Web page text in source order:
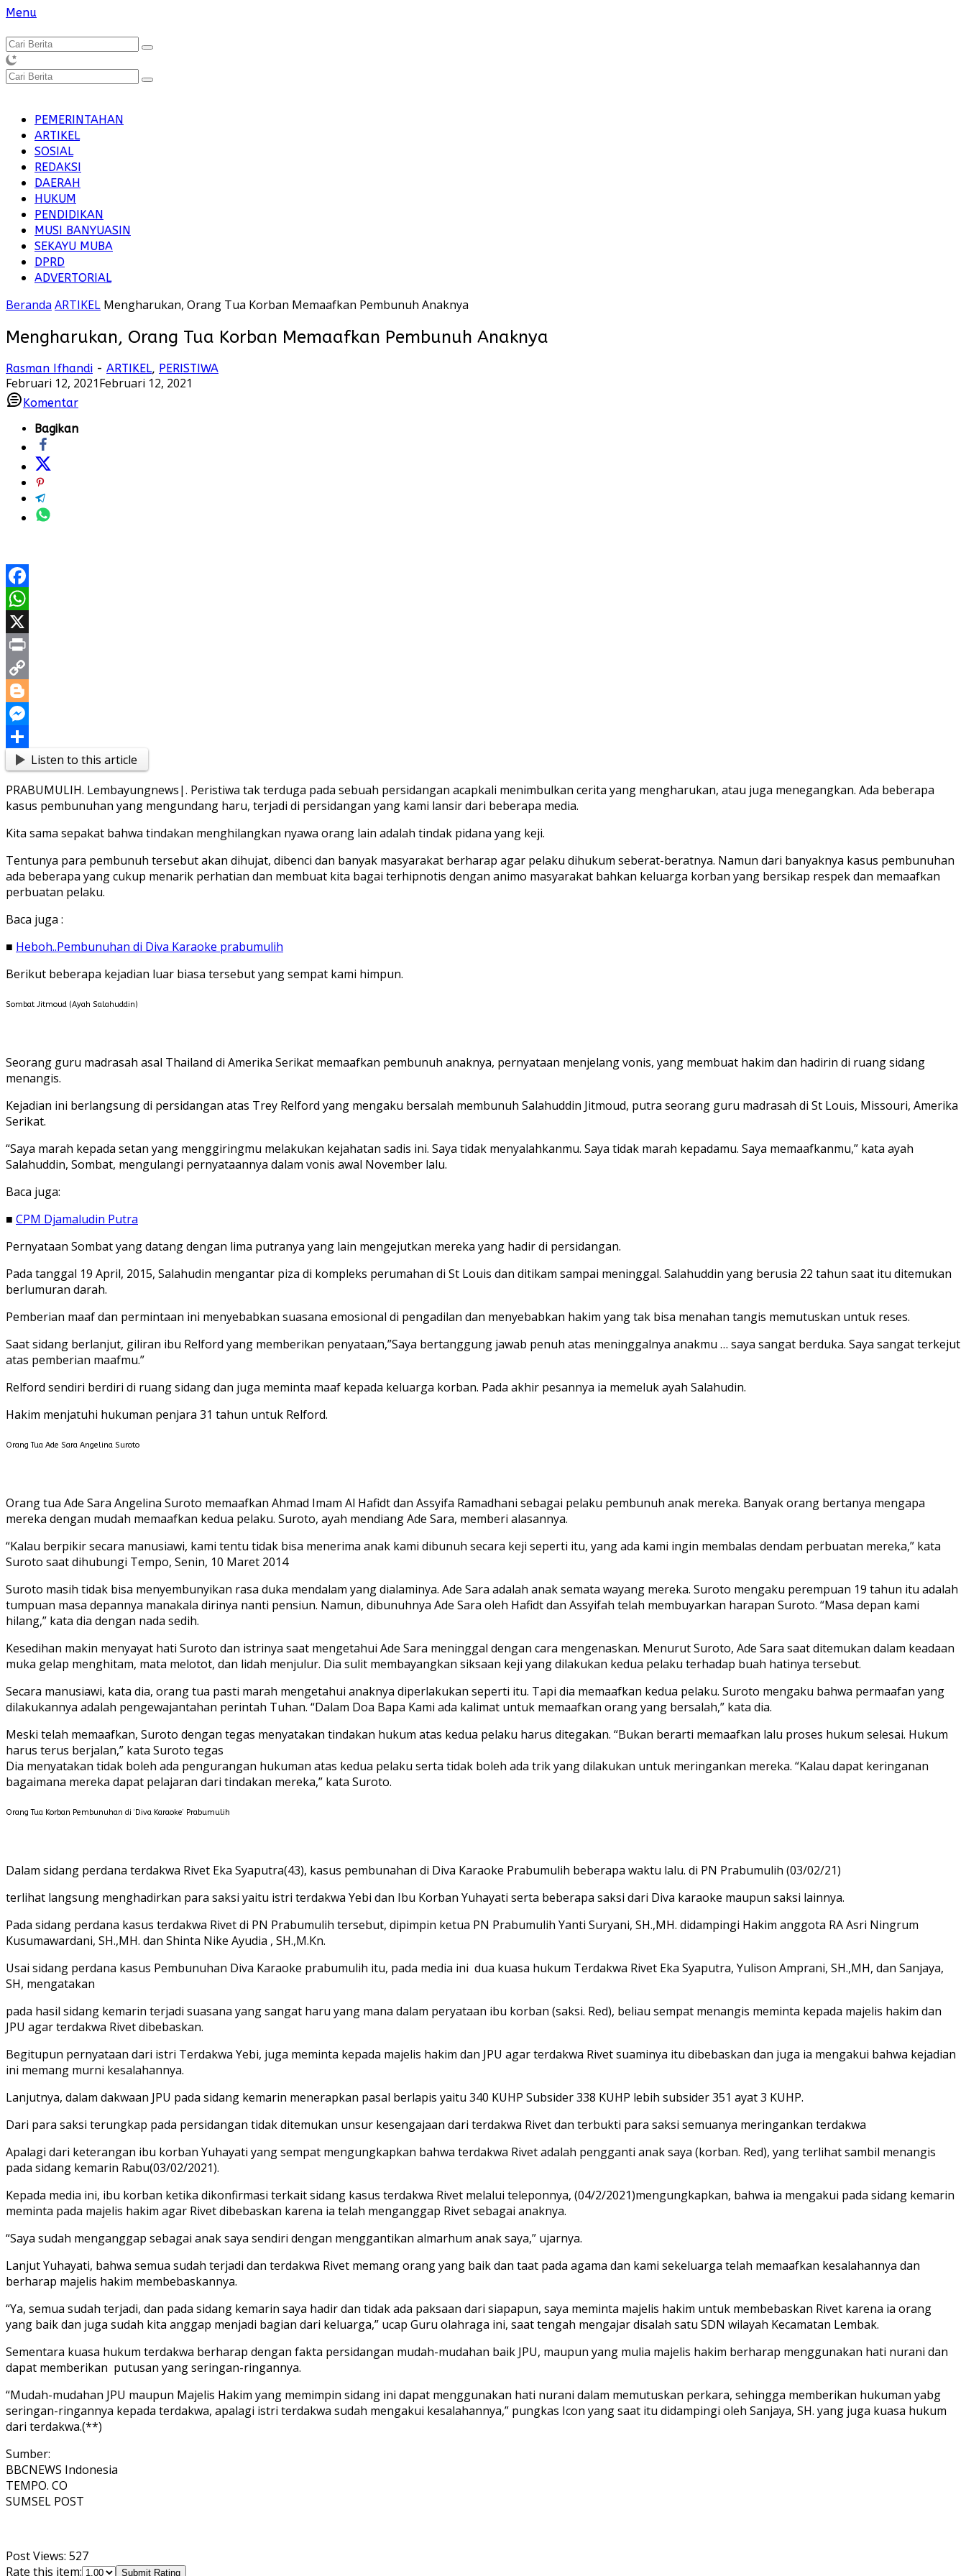
Langsung
konten
Menu
PEMERINTAHAN
ARTIKEL
SOSIAL
REDAKSI
DAERAH
HUKUM
PENDIDIKAN
MUSI BANYUASIN
SEKAYU MUBA
DPRD
ADVERTORIAL
Beranda ARTIKEL Mengharukan, Orang Tua Korban Memaafkan Pembunuh Anaknya
Mengharukan, Orang Tua Korban Memaafkan Pembunuh Anaknya
Rasman Ifhandi - ARTIKEL, PERISTIWA
Februari 12, 2021Februari 12, 2021
Komentar
Bagikan
Facebook
WhatsApp
X
Print
Copy
Link
Blogger
Messenger
ShareListen to this article
PRABUMULIH. Lembayungnews|. Peristiwa tak terduga pada sebuah persidangan acapkali menimbulkan cerita yang mengharukan, atau juga menegangkan. Ada beberapa
kasus pembunuhan yang mengundang haru, terjadi di persidangan yang kami lansir dari beberapa media.
Kita sama sepakat bahwa tindakan menghilangkan nyawa orang lain adalah tindak pidana yang keji.
Tentunya para pembunuh tersebut akan dihujat, dibenci dan banyak masyarakat berharap agar pelaku dihukum seberat-beratnya. Namun dari banyaknya kasus pembunuhan
ada beberapa yang cukup menarik perhatian dan membuat kita bagai terhipnotis dengan animo masyarakat bahkan keluarga korban yang bersikap respek dan memaafkan
perbuatan pelaku.
Baca juga :
■ Heboh..Pembunuhan di Diva Karaoke prabumulih
Berikut beberapa kejadian luar biasa tersebut yang sempat kami himpun.
Sombat Jitmoud (Ayah Salahuddin)
Seorang guru madrasah asal Thailand di Amerika Serikat memaafkan pembunuh anaknya, pernyataan menjelang vonis, yang membuat hakim dan hadirin di ruang sidang
menangis.
Kejadian ini berlangsung di persidangan atas Trey Relford yang mengaku bersalah membunuh Salahuddin Jitmoud, putra seorang guru madrasah di St Louis, Missouri, Amerika
Serikat.
“Saya marah kepada setan yang menggiringmu melakukan kejahatan sadis ini. Saya tidak menyalahkanmu. Saya tidak marah kepadamu. Saya memaafkanmu,” kata ayah
Salahuddin, Sombat, mengulangi pernyataannya dalam vonis awal November lalu.
Baca juga:
■ CPM Djamaludin Putra
Pernyataan Sombat yang datang dengan lima putranya yang lain mengejutkan mereka yang hadir di persidangan.
Pada tanggal 19 April, 2015, Salahudin mengantar piza di kompleks perumahan di St Louis dan ditikam sampai meninggal. Salahuddin yang berusia 22 tahun saat itu ditemukan
berlumuran darah.
Pemberian maaf dan permintaan ini menyebabkan suasana emosional di pengadilan dan menyebabkan hakim yang tak bisa menahan tangis memutuskan untuk reses.
Saat sidang berlanjut, giliran ibu Relford yang memberikan penyataan,”Saya bertanggung jawab penuh atas meninggalnya anakmu … saya sangat berduka. Saya sangat terkejut
atas pemberian maafmu.”
Relford sendiri berdiri di ruang sidang dan juga meminta maaf kepada keluarga korban. Pada akhir pesannya ia memeluk ayah Salahudin.
Hakim menjatuhi hukuman penjara 31 tahun untuk Relford.
Orang Tua Ade Sara Angelina Suroto
Orang tua Ade Sara Angelina Suroto memaafkan Ahmad Imam Al Hafidt dan Assyifa Ramadhani sebagai pelaku pembunuh anak mereka. Banyak orang bertanya mengapa
mereka dengan mudah memaafkan kedua pelaku. Suroto, ayah mendiang Ade Sara, memberi alasannya.
“Kalau berpikir secara manusiawi, kami tentu tidak bisa menerima anak kami dibunuh secara keji seperti itu, yang ada kami ingin membalas dendam perbuatan mereka,” kata
Suroto saat dihubungi Tempo, Senin, 10 Maret 2014
Suroto masih tidak bisa menyembunyikan rasa duka mendalam yang dialaminya. Ade Sara adalah anak semata wayang mereka. Suroto mengaku perempuan 19 tahun itu adalah
tumpuan masa depannya manakala dirinya nanti pensiun. Namun, dibunuhnya Ade Sara oleh Hafidt dan Assyifah telah membuyarkan harapan Suroto. “Masa depan kami
hilang,” kata dia dengan nada sedih.
Kesedihan makin menyayat hati Suroto dan istrinya saat mengetahui Ade Sara meninggal dengan cara mengenaskan. Menurut Suroto, Ade Sara saat ditemukan dalam keadaan
muka gelap menghitam, mata melotot, dan lidah menjulur. Dia sulit membayangkan siksaan keji yang dilakukan kedua pelaku terhadap buah hatinya tersebut.
Secara manusiawi, kata dia, orang tua pasti marah mengetahui anaknya diperlakukan seperti itu. Tapi dia memaafkan kedua pelaku. Suroto mengaku bahwa permaafan yang
dilakukannya adalah pengewajantahan perintah Tuhan. “Dalam Doa Bapa Kami ada kalimat untuk memaafkan orang yang bersalah,” kata dia.
Meski telah memaafkan, Suroto dengan tegas menyatakan tindakan hukum atas kedua pelaku harus ditegakan. “Bukan berarti memaafkan lalu proses hukum selesai. Hukum
harus terus berjalan,” kata Suroto tegas
Dia menyatakan tidak boleh ada pengurangan hukuman atas kedua pelaku serta tidak boleh ada trik yang dilakukan untuk meringankan mereka. “Kalau dapat keringanan
bagaimana mereka dapat pelajaran dari tindakan mereka,” kata Suroto.
Orang Tua Korban Pembunuhan di ‘Diva Karaoke’ Prabumulih
Dalam sidang perdana terdakwa Rivet Eka Syaputra(43), kasus pembunahan di Diva Karaoke Prabumulih beberapa waktu lalu. di PN Prabumulih (03/02/21)
terlihat langsung menghadirkan para saksi yaitu istri terdakwa Yebi dan Ibu Korban Yuhayati serta beberapa saksi dari Diva karaoke maupun saksi lainnya.
Pada sidang perdana kasus terdakwa Rivet di PN Prabumulih tersebut, dipimpin ketua PN Prabumulih Yanti Suryani, SH.,MH. didampingi Hakim anggota RA Asri Ningrum
Kusumawardani, SH.,MH. dan Shinta Nike Ayudia , SH.,M.Kn.
Usai sidang perdana kasus Pembunuhan Diva Karaoke prabumulih itu, pada media ini dua kuasa hukum Terdakwa Rivet Eka Syaputra, Yulison Amprani, SH.,MH, dan Sanjaya,
SH, mengatakan
pada hasil sidang kemarin terjadi suasana yang sangat haru yang mana dalam peryataan ibu korban (saksi. Red), beliau sempat menangis meminta kepada majelis hakim dan
JPU agar terdakwa Rivet dibebaskan.
Begitupun pernyataan dari istri Terdakwa Yebi, juga meminta kepada majelis hakim dan JPU agar terdakwa Rivet suaminya itu dibebaskan dan juga ia mengakui bahwa kejadian
ini memang murni kesalahannya.
Lanjutnya, dalam dakwaan JPU pada sidang kemarin menerapkan pasal berlapis yaitu 340 KUHP Subsider 338 KUHP lebih subsider 351 ayat 3 KUHP.
Dari para saksi terungkap pada persidangan tidak ditemukan unsur kesengajaan dari terdakwa Rivet dan terbukti para saksi semuanya meringankan terdakwa
Apalagi dari keterangan ibu korban Yuhayati yang sempat mengungkapkan bahwa terdakwa Rivet adalah pengganti anak saya (korban. Red), yang terlihat sambil menangis
pada sidang kemarin Rabu(03/02/2021).
Kepada media ini, ibu korban ketika dikonfirmasi terkait sidang kasus terdakwa Rivet melalui teleponnya, (04/2/2021)mengungkapkan, bahwa ia mengakui pada sidang kemarin
meminta pada majelis hakim agar Rivet dibebaskan karena ia telah menganggap Rivet sebagai anaknya.
“Saya sudah menganggap sebagai anak saya sendiri dengan menggantikan almarhum anak saya,” ujarnya.
Lanjut Yuhayati, bahwa semua sudah terjadi dan terdakwa Rivet memang orang yang baik dan taat pada agama dan kami sekeluarga telah memaafkan kesalahannya dan
berharap majelis hakim membebaskannya.
“Ya, semua sudah terjadi, dan pada sidang kemarin saya hadir dan tidak ada paksaan dari siapapun, saya meminta majelis hakim untuk membebaskan Rivet karena ia orang
yang baik dan juga sudah kita anggap menjadi bagian dari keluarga,” ucap Guru olahraga ini, saat tengah mengajar disalah satu SDN wilayah Kecamatan Lembak.
Sementara kuasa hukum terdakwa berharap dengan fakta persidangan mudah-mudahan baik JPU, maupun yang mulia majelis hakim berharap menggunakan hati nurani dan
dapat memberikan putusan yang seringan-ringannya.
“Mudah-mudahan JPU maupun Majelis Hakim yang memimpin sidang ini dapat menggunakan hati nurani dalam memutuskan perkara, sehingga memberikan hukuman yabg
seringan-ringannya kepada terdakwa, apalagi istri terdakwa sudah mengakui kesalahannya,” pungkas Icon yang saat itu didampingi oleh Sanjaya, SH. yang juga kuasa hukum
dari terdakwa.(**)
Sumber:
BBCNEWS Indonesia
TEMPO. CO
SUMSEL POST
Post Views: 527
Rate this item:
Submit Rating